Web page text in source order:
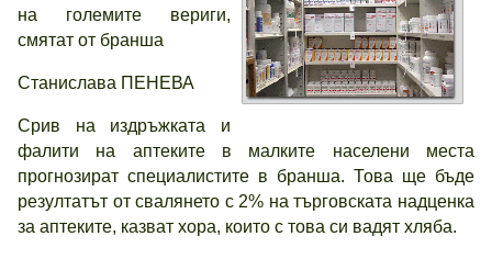
на големите вериги,
смятат от бранша
Станислава ПЕНЕВА
Срив на издръжката и
фалити на аптеките в малките населени места
прогнозират специалистите в бранша. Това ще бъде
резултатът от свалянето с 2% на търговската надценка
за аптеките, казват хора, които с това си вадят хляба.